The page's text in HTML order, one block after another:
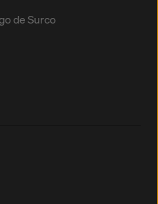
de Surco